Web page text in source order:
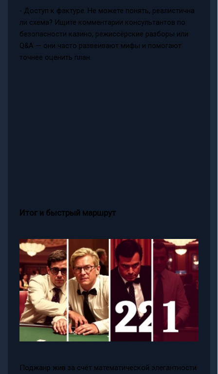
- Доступ к фактуре. Не можете понять, реалистична
ли схема? Ищите комментарии консультантов по
безопасности казино, режиссёрские разборы или
Q&A — они часто развеивают мифы и помогают
точнее оценить план.
Итог и быстрый маршрут
Поджанр жив за счёт математической элегантности